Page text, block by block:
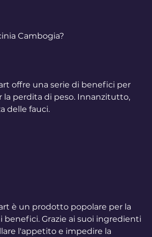
Cambogia?
offre una serie di benefici per
la perdita di peso. Innanzitutto,
delle fauci.
è un prodotto popolare per la
Grazie ai suoi ingredienti
l'appetito e impedire la